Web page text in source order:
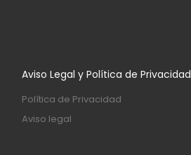
Aviso Legal y Política de Privacidad
Política de Privacidad
Aviso legal